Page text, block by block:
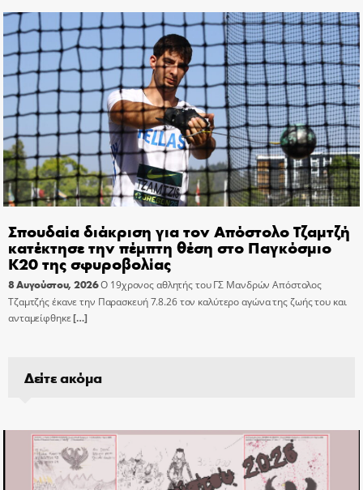
Σπουδαία διάκριση για τον Απόστολο Τζαμτζή
κατέκτησε την πέμπτη θέση στο Παγκόσμιο
Κ20 της σφυροβολίας
8 Αυγούστου, 2026Ο 19χρονος αθλητής του ΓΣ Μανδρών Απόστολος
Τζαμτζής έκανε την Παρασκευή 7.8.26 τον καλύτερο αγώνα της ζωής του και
ανταμείφθηκε[…]
Δείτε ακόμα